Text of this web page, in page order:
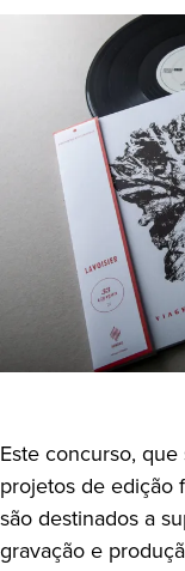
Este concurso,
projetos de edição
são destinados a
gravação e